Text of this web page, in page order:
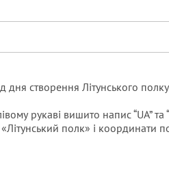
створення Літунського полку
рукаві вишито напис “UA”
полк» і координати